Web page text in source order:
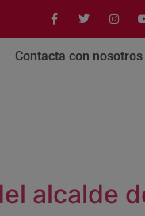
Contacta con nosotros
alcalde